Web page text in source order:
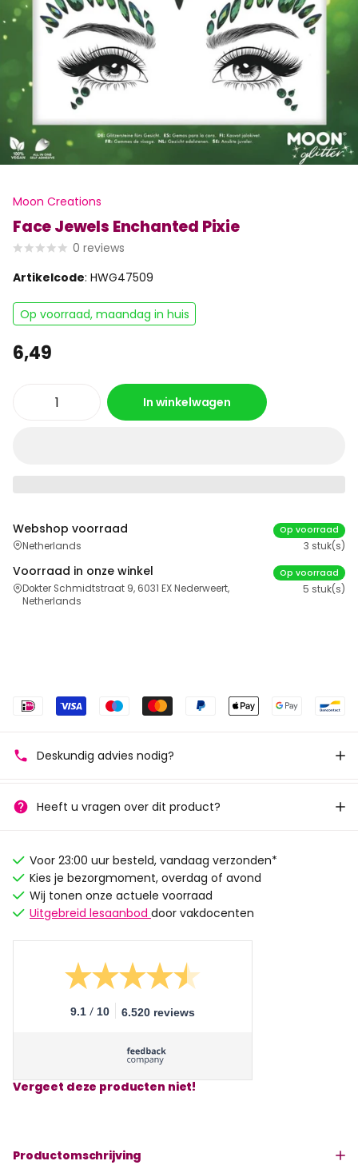
Moon Creations
Face Jewels Enchanted Pixie
0 reviews
Artikelcode: HWG47509
Op voorraad, maandag in huis
6,49
In winkelwagen
Webshop voorraad
Netherlands
Op voorraad
3 stuk(s)
Voorraad in onze winkel
Dokter Schmidtstraat 9, 6031 EX Nederweert,
Netherlands
Op voorraad
5 stuk(s)
Deskundig advies nodig?
Heeft u vragen over dit product?
Voor 23:00 uur besteld, vandaag verzonden*
Kies je bezorgmoment, overdag of avond
Wij tonen onze actuele voorraad
Uitgebreid lesaanbod door vakdocenten
9.1 / 10 6.520 reviews
Vergeet deze producten niet!
Productomschrijving